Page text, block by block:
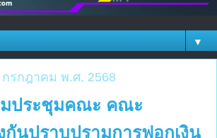
▼
รกฎาคม พ.ศ. 2568
ประชุมคณะ คณะ
กันปราบปรามการฟอกเงิน